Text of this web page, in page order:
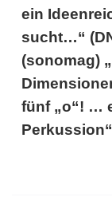
ein
sucht…“
(sonomag)
fünf „o“! …